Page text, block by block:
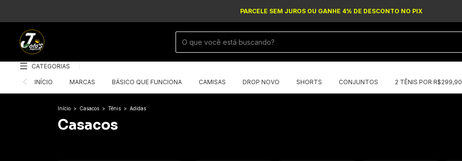
PARCELE SEM JUROS OU GANHE 4% DE DESCONTO NO PIX
CATEGORIAS
INÍCIO MARCAS BÁSICO QUE FUNCIONA CAMISAS DROP NOVO SHORTS CONJUNTOS 2 TÊNIS POR R$299,90
Início > Casacos > Tênis > Adidas
Casacos